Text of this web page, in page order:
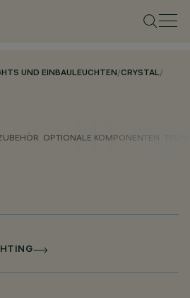
UND EINBAULEUCHTEN/CRYSTAL/
OPTIONALE KOMPONENTEN